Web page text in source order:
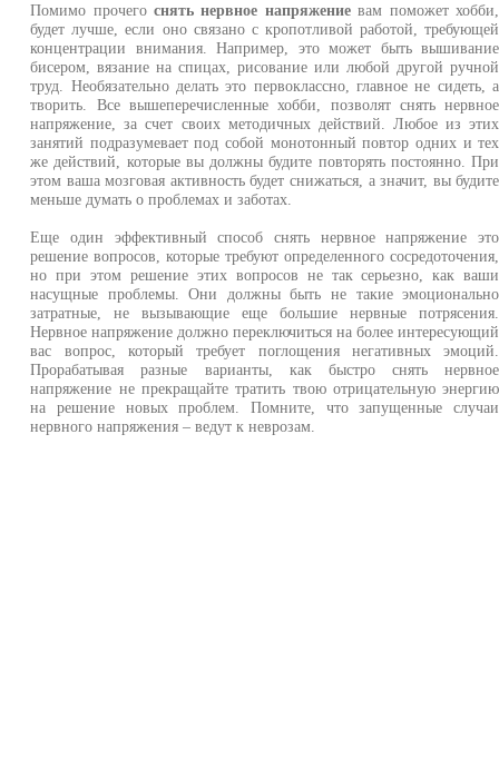
Помимо прочегоснять нервное напряжениевам поможет хобби,
будет лучше, если оно связано с кропотливой работой, требующей
концентрации внимания. Например, это может быть вышивание
бисером, вязание на спицах, рисование или любой другой ручной
труд. Необязательно делать это первоклассно, главное не сидеть, а
творить. Все вышеперечисленные хобби, позволят снять нервное
напряжение, за счет своих методичных действий. Любое из этих
занятий подразумевает под собой монотонный повтор одних и тех
же действий, которые вы должны будите повторять постоянно. При
этом ваша мозговая активность будет снижаться, а значит, вы будите
меньше думать о проблемах и заботах.
Еще один эффективный способ снять нервное напряжение это
решение вопросов, которые требуют определенного сосредоточения,
но при этом решение этих вопросов не так серьезно, как ваши
насущные проблемы. Они должны быть не такие эмоционально
затратные, не вызывающие еще большие нервные потрясения.
Нервное напряжение должно переключиться на более интересующий
вас вопрос, который требует поглощения негативных эмоций.
Прорабатывая разные варианты, как быстро снять нервное
напряжение не прекращайте тратить твою отрицательную энергию
на решение новых проблем. Помните, что запущенные случаи
нервного напряжения – ведут к неврозам.